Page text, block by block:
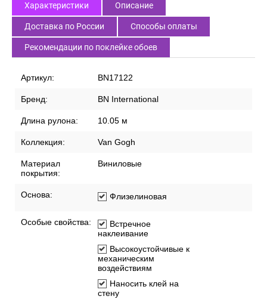
Характеристики Описание
Доставка по России Способы оплаты
Рекомендации по поклейке обоев
Артикул: BN17122
Бренд: BN International
Длина рулона: 10.05 м
Коллекция: Van Gogh
Материал
покрытия:
Виниловые
Основа: Флизелиновая
Особые свойства:
Встречное
наклеивание
Высокоустойчивые к
механическим
воздействиям
Наносить клей на
стену